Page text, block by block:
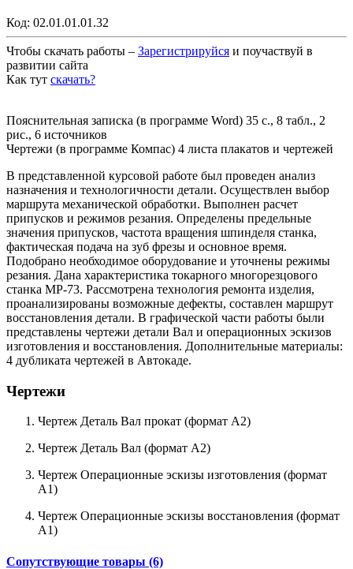
Код: 02.01.01.01.32
Чтобы скачать работы – Зарегистрируйся и поучаствуй в
развитии сайта
Как тут скачать?
Пояснительная записка (в программе Word) 35 с., 8 табл., 2
рис., 6 источников
Чертежи (в программе Компас) 4 листа плакатов и чертежей
В представленной курсовой работе был проведен анализ
назначения и технологичности детали. Осуществлен выбор
маршрута механической обработки. Выполнен расчет
припусков и режимов резания. Определены предельные
значения припусков, частота вращения шпинделя станка,
фактическая подача на зуб фрезы и основное время.
Подобрано необходимое оборудование и уточнены режимы
резания. Дана характеристика токарного многорезцового
станка МР-73. Рассмотрена технология ремонта изделия,
проанализированы возможные дефекты, составлен маршрут
восстановления детали. В графической части работы были
представлены чертежи детали Вал и операционных эскизов
изготовления и восстановления. Дополнительные материалы:
4 дубликата чертежей в Автокаде.
Чертежи
Чертеж Деталь Вал прокат (формат А2)
Чертеж Деталь Вал (формат А2)
Чертеж Операционные эскизы изготовления (формат
А1)
Чертеж Операционные эскизы восстановления (формат
А1)
Сопутствующие товары (6)